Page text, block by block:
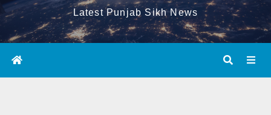
Latest Punjab Sikh News